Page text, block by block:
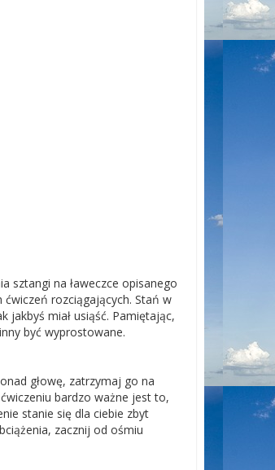
sztangi na ławeczce opisanego
rozciągających. Stań w
jakbyś miał usiąść. Pamiętając,
być wyprostowane.
głowę, zatrzymaj go na
bardzo ważne jest to,
stanie się dla ciebie zbyt
zacznij od ośmiu